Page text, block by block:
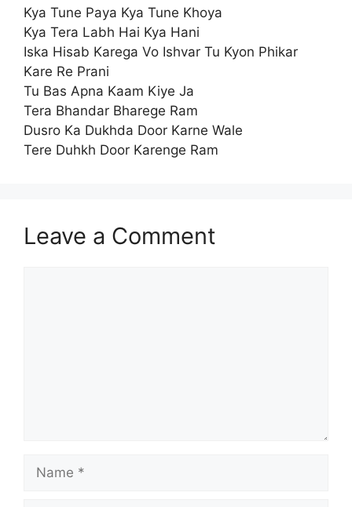
Kya Tune Paya Kya Tune Khoya
Kya Tera Labh Hai Kya Hani
Iska Hisab Karega Vo Ishvar Tu Kyon Phikar
Kare Re Prani
Tu Bas Apna Kaam Kiye Ja
Tera Bhandar Bharege Ram
Dusro Ka Dukhda Door Karne Wale
Tere Duhkh Door Karenge Ram
Leave a Comment